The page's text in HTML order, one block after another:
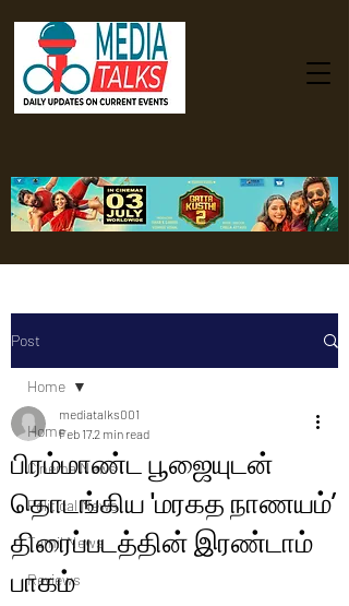
Post
Home
Cinema News
Political News
Tamil News
Reviews
Home
பிரம்மாண்ட பூஜையுடன்
தொடங்கிய 'மரகத நாணயம்’
திரைப்படத்தின் இரண்டாம்
பாகம்
mediatalks001
Feb 172 min read